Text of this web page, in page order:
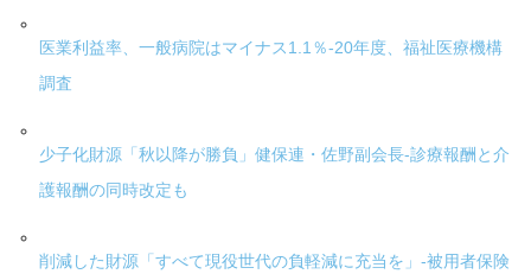
医業利益率、一般病院はマイナス1.1％-20年度、福祉医療機構
調査
少子化財源「秋以降が勝負」健保連・佐野副会長-診療報酬と介
護報酬の同時改定も
削減した財源「すべて現役世代の負軽減に充当を」-被用者保険